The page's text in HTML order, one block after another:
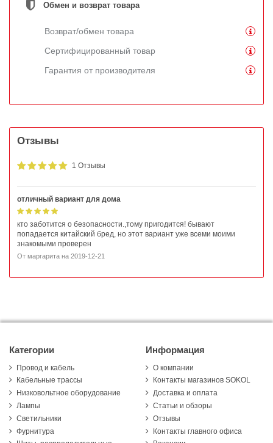
Обмен и возврат товара
Возврат/обмен товара
Сертифицированный товар
Гарантия от производителя
Отзывы
1 Отзывы
отличный вариант для дома
кто заботится о безопасности.,тому пригодится! бывают
попадается китайский бред, но этот вариант уже всеми моими
знакомыми проверен
От маргарита на 2019-12-21
Категории
Провод и кабель
Кабельные трассы
Низковольтное оборудование
Лампы
Светильники
Фурнитура
Информация
О компании
Контакты магазинов SOKOL
Доставка и оплата
Статьи и обзоры
Отзывы
Контакты главного офиса